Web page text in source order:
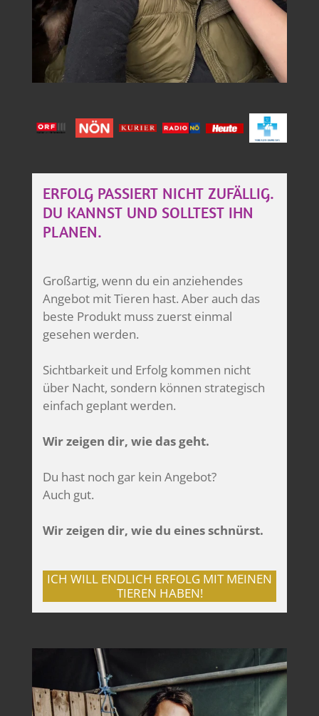
ERFOLG PASSIERT NICHT ZUFÄLLIG.
DU KANNST UND SOLLTEST IHN
PLANEN.
Großartig, wenn du ein anziehendes
Angebot mit Tieren hast. Aber auch das
beste Produkt muss zuerst einmal
gesehen werden.
Sichtbarkeit und Erfolg kommen nicht
über Nacht, sondern können strategisch
einfach geplant werden.
Wir zeigen dir, wie das geht.
Du hast noch gar kein Angebot?
Auch gut.
Wir zeigen dir, wie du eines schnürst.
ICH WILL ENDLICH ERFOLG MIT MEINEN
TIEREN HABEN!